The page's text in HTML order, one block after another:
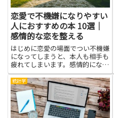
恋愛で不機嫌になりやすい
人におすすめの本 10選｜
感情的な恋を整える
はじめに恋愛の場面でつい不機嫌
になってしまうと、本人も相手も
疲れてしまいます。感情的になり
やすい傾向を自分で理解し、対処
法を学ぶことは、恋愛をもっと穏
やかで満足度の高いものに変える
力になります。本を通じて、感情
の仕組みや具体的な呼吸法、言
葉...
統計学